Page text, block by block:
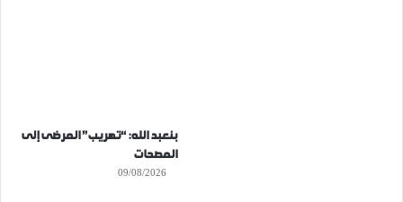
بنعبد الله: “تهريب” المرضى إلى
المصحات
09/08/2026